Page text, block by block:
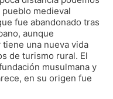
pueblo medieval
fue abandonado tras
aunque
una nueva vida
de turismo rural. El
musulmana y
en su origen fue